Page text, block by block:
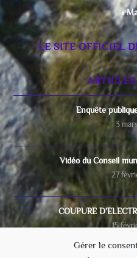
Gérer le
«
LE SITE OFFICIEL
Enquête
3
Vidéo du Conseil
27
COUPURE
15